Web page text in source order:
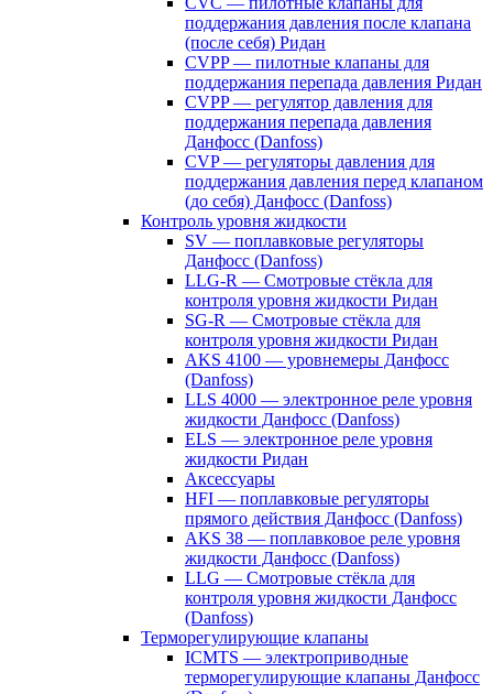
поддержания давления после клапана
(после себя) Ридан
CVPP — пилотные клапаны для
поддержания перепада давления Ридан
CVPP — регулятор давления для
поддержания перепада давления
Данфосс (Danfoss)
CVP — регуляторы давления для
поддержания давления перед клапаном
(до себя) Данфосс (Danfoss)
Контроль уровня жидкости
SV — поплавковые регуляторы
Данфосс (Danfoss)
LLG-R — Смотровые стёкла для
контроля уровня жидкости Ридан
SG-R — Смотровые стёкла для
контроля уровня жидкости Ридан
AKS 4100 — уровнемеры Данфосс
(Danfoss)
LLS 4000 — электронное реле уровня
жидкости Данфосс (Danfoss)
ELS — электронное реле уровня
жидкости Ридан
Аксессуары
HFI — поплавковые регуляторы
прямого действия Данфосс (Danfoss)
AKS 38 — поплавковое реле уровня
жидкости Данфосс (Danfoss)
LLG — Смотровые стёкла для
контроля уровня жидкости Данфосс
(Danfoss)
Терморегулирующие клапаны
ICMTS — электроприводные
терморегулирующие клапаны Данфосс